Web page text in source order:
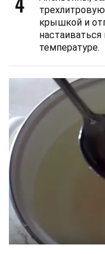
крышкой и
температуре.